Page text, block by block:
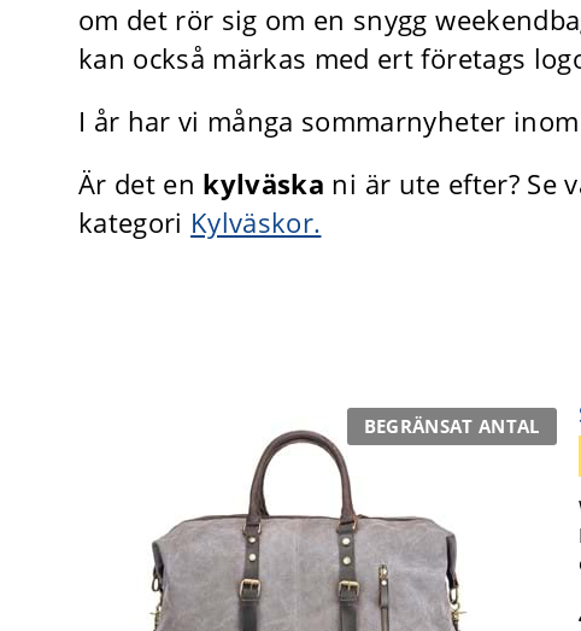
om det rör sig om en snygg
kan också märkas med ert företags
I år har vi många sommarnyheter
Är det en kylväska ni är ute efter? Se
kategori Kylväskor.
BEGRÄNSAT ANTAL